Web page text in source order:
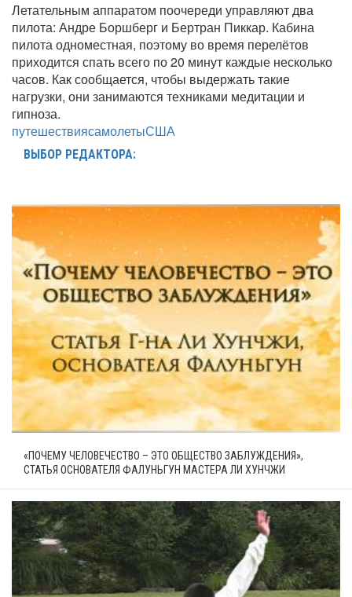
Летательным аппаратом поочереди управляют два
пилота: Андре Боршберг и Бертран Пиккар. Кабина
пилота одноместная, поэтому во время перелётов
приходится спать всего по 20 минут каждые несколько
часов. Как сообщается, чтобы выдержать такие
нагрузки, они занимаются техниками медитации и
гипноза.
путешествиясамолетыСША
ВЫБОР РЕДАКТОРА:
«ПОЧЕМУ ЧЕЛОВЕЧЕСТВО – ЭТО ОБЩЕСТВО ЗАБЛУЖДЕНИЯ»,
СТАТЬЯ ОСНОВАТЕЛЯ ФАЛУНЬГУН МАСТЕРА ЛИ ХУНЧЖИ